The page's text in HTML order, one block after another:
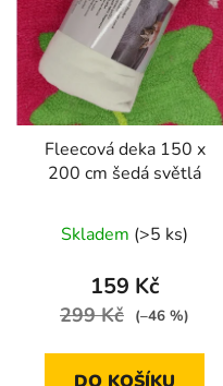
Fleecová deka 150 x
200 cm šedá světlá
Skladem (>5 ks)
159 Kč
299 Kč (–46 %)